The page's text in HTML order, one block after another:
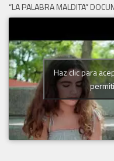
“LA PALABRA MALDITA”
Haz clic para